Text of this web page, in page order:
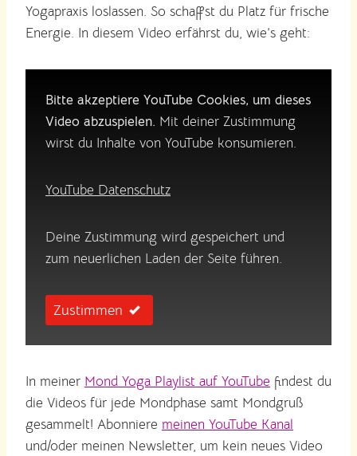
Yogapraxis loslassen. So schaffst du Platz für frische
Energie. In diesem Video erfährst du, wie’s geht:
Bitte akzeptiere YouTube Cookies, um dieses
Video abzuspielen. Mit deiner Zustimmung
wirst du Inhalte von YouTube konsumieren.
YouTube Datenschutz
Deine Zustimmung wird gespeichert und
zum neuerlichen Laden der Seite führen.
Zustimmen
In meiner Mond Yoga Playlist auf YouTube findest du
die Videos für jede Mondphase samt Mondgruß
gesammelt! Abonniere meinen YouTube Kanal
und/oder meinen Newsletter, um kein neues Video